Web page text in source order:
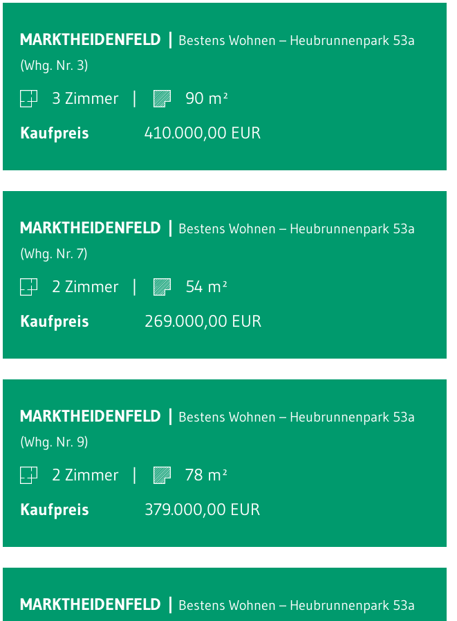
MARKTHEIDENFELD
Bestens Wohnen – Heubrunnenpark 53a
(Whg. Nr. 3)
3 Zimmer
90 m²
Kaufpreis
410.000,00 EUR
MARKTHEIDENFELD
Bestens Wohnen – Heubrunnenpark 53a
(Whg. Nr. 7)
2 Zimmer
54 m²
Kaufpreis
269.000,00 EUR
MARKTHEIDENFELD
Bestens Wohnen – Heubrunnenpark 53a
(Whg. Nr. 9)
2 Zimmer
78 m²
Kaufpreis
379.000,00 EUR
MARKTHEIDENFELD
Bestens Wohnen – Heubrunnenpark 53a